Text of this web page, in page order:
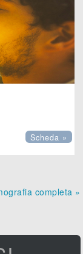
Scheda »
completa »